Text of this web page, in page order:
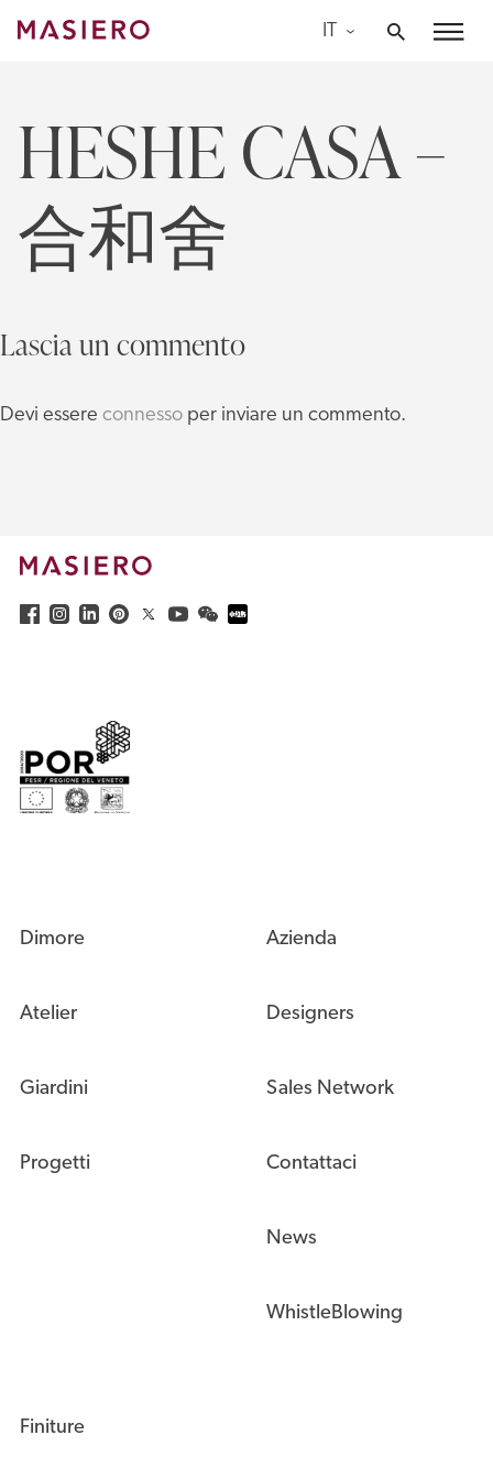
Skip
IT
HESHE CASA –
合和舍
Lascia un commento
Devi essere connesso per inviare un commento.
Dimore
Atelier
Giardini
Progetti
Azienda
Designers
Sales Network
Contattaci
News
WhistleBlowing
Finiture